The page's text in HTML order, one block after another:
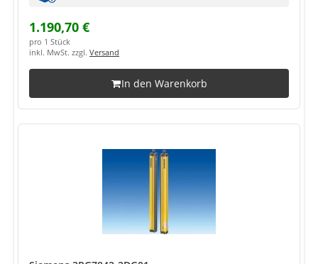
1.190,70 €
pro 1 Stück
inkl. MwSt. zzgl. Versand
In den Warenkorb